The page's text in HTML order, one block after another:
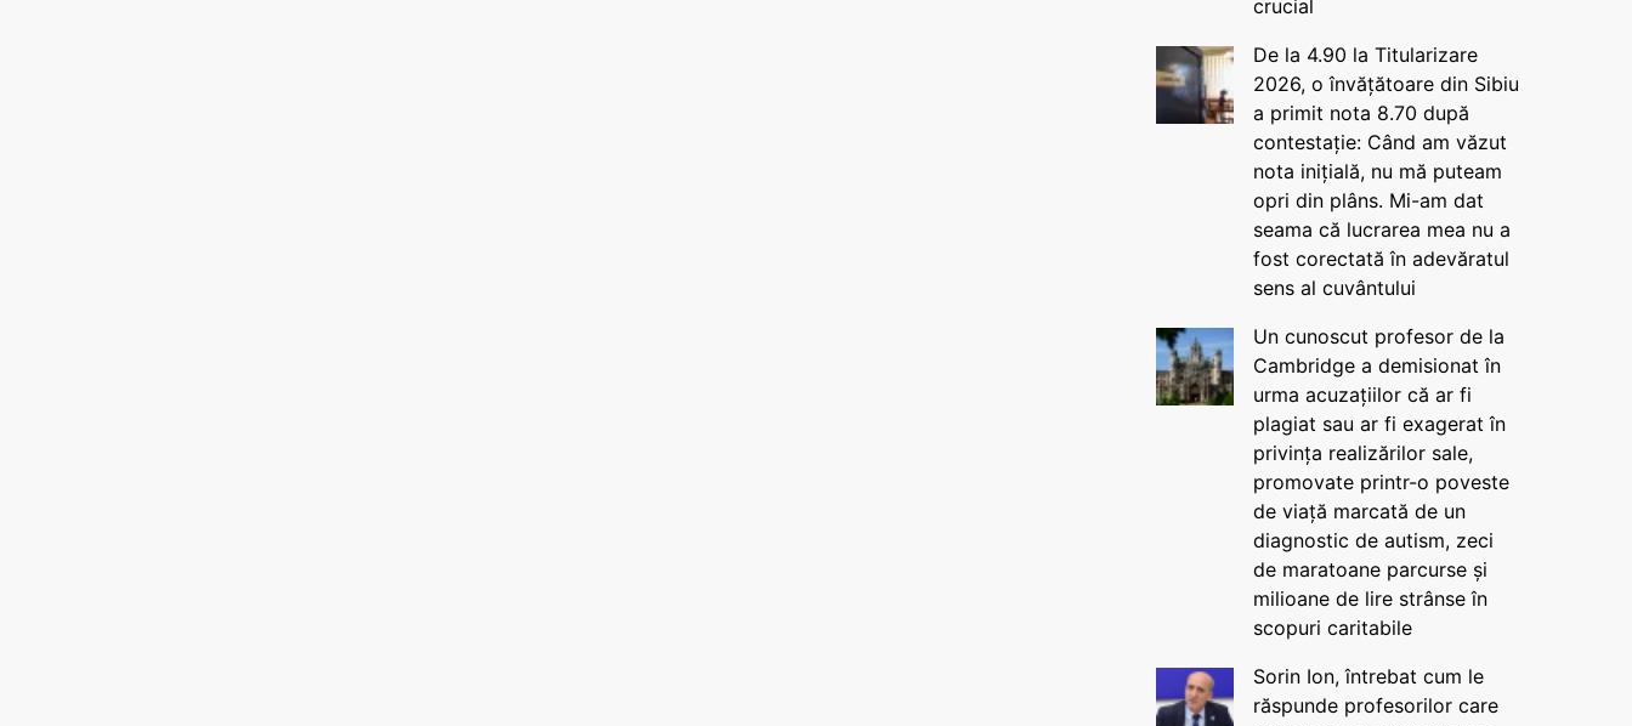
crucial
De la 4.90 la Titularizare
2026, o învățătoare din Sibiu
a primit nota 8.70 după
contestație: Când am văzut
nota inițială, nu mă puteam
opri din plâns. Mi-am dat
seama că lucrarea mea nu a
fost corectată în adevăratul
sens al cuvântului
Un cunoscut profesor de la
Cambridge a demisionat în
urma acuzațiilor că ar fi
plagiat sau ar fi exagerat în
privința realizărilor sale,
promovate printr-o poveste
de viață marcată de un
diagnostic de autism, zeci
de maratoane parcurse și
milioane de lire strânse în
scopuri caritabile
Sorin Ion, întrebat cum le
răspunde profesorilor care